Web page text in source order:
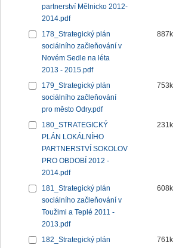
partnerství Mělnicko 2012-
2014.pdf
178_Strategický plán
sociálního začleňování v
Novém Sedle na léta
2013 - 2015.pdf
887k
179_Strategický plán
sociálního začleňování
pro město Odry.pdf
753k
180_STRATEGICKÝ
PLÁN LOKÁLNÍHO
PARTNERSTVÍ SOKOLOV
PRO OBDOBÍ 2012 -
2014.pdf
231k
181_Strategický plán
sociálního začleňování v
Toužimi a Teplé 2011 -
2013.pdf
608k
182_Strategický plán
761k